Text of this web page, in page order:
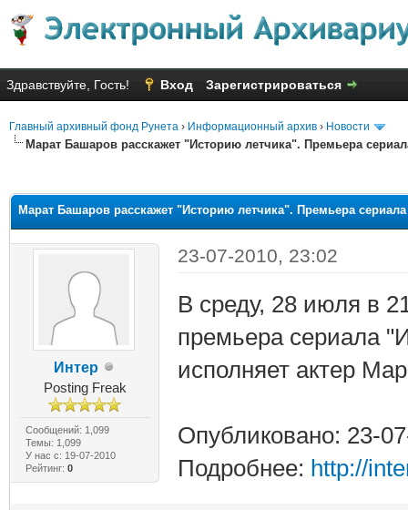
Здравствуйте, Гость! Вход Зарегистрироваться
Главный архивный фонд Рунета › Информационный архив › Новости
Марат Башаров расскажет "Историю летчика". Премьера
Марат Башаров расскажет "Историю летчика". Премьера
Интер
Posting Freak
Сообщений: 1,099
Темы: 1,099
У нас с: 19-07-2010
Рейтинг: 0
23-07-2010, 23:02
В среду, 28 июля в
премьера сериала
исполняет актер
Опубликовано: 23-
Подробнее: http://